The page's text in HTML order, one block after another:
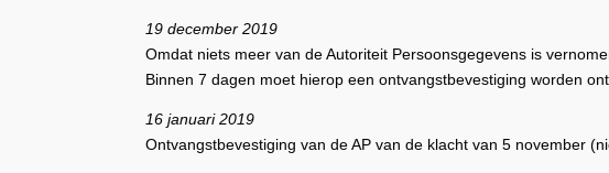
19 december 2019
Omdat niets meer van de Autoriteit Persoonsgegevens is
Binnen 7 dagen moet hierop een ontvangstbevestiging worden
16 januari 2019
Ontvangstbevestiging van de AP van de klacht van 5 november